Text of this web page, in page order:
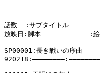
話数  :サブタイトル
放映日:脚本            :
SP00001:長き戦いの序曲